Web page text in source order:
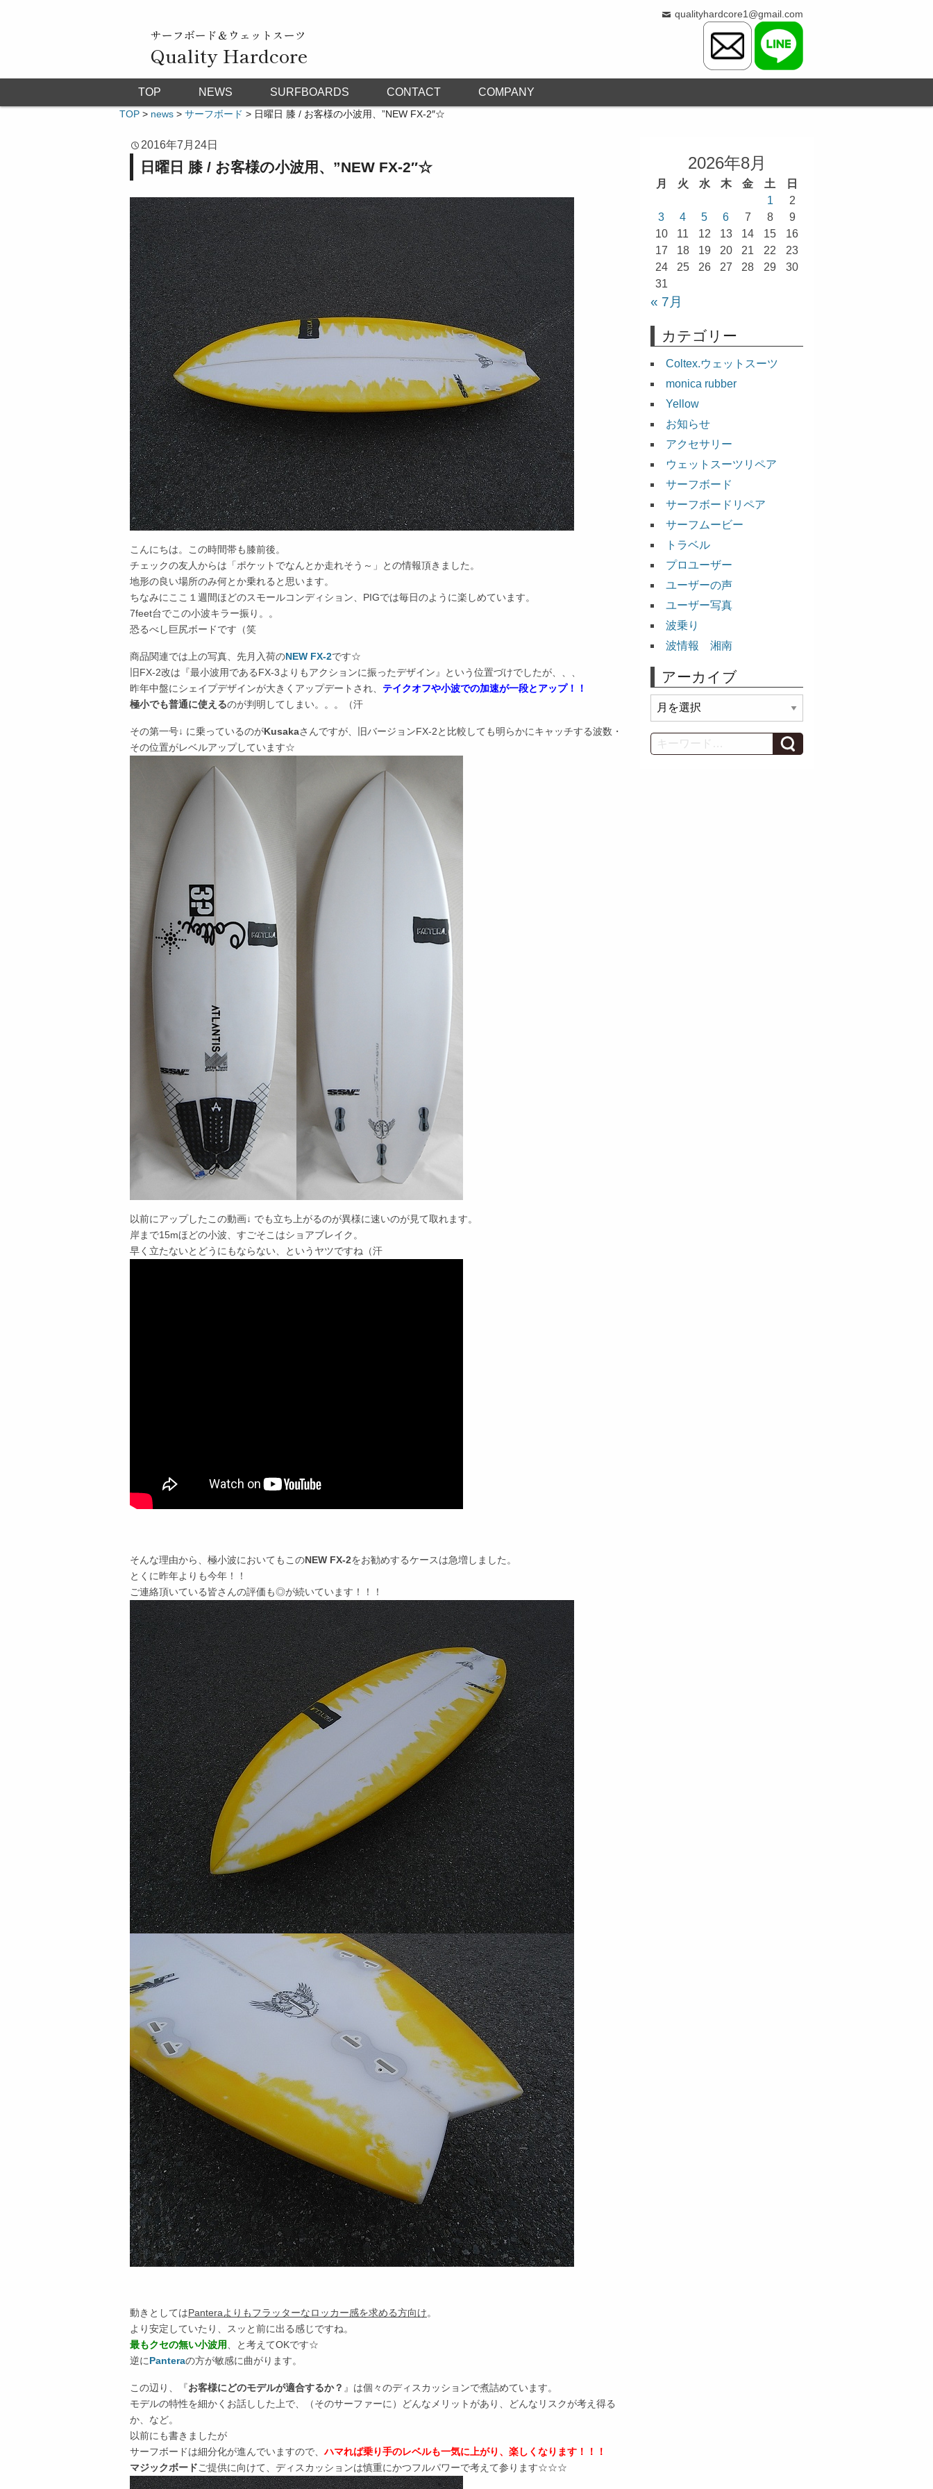
サーフボード＆ウェットスーツ
Quality Hardcore
qualityhardcore1@gmail.com
TOP NEWS SURFBOARDS CONTACT COMPANY
TOP > news > サーフボード > 日曜日 膝 / お客様の小波用、”NEW FX-2″☆
2016年7月24日
日曜日 膝 / お客様の小波用、”NEW FX-2″☆
こんにちは。この時間帯も膝前後。
チェックの友人からは「ポケットでなんとか走れそう～」との情報頂きました。
地形の良い場所のみ何とか乗れると思います。
ちなみにここ１週間ほどのスモールコンディション、PIGでは毎日のように楽しめています。
7feet台でこの小波キラー振り。。
恐るべし巨尻ボードです（笑
商品関連では上の写真、先月入荷のNEW FX-2です☆
旧FX-2改は『最小波用であるFX-3よりもアクションに振ったデザイン』という位置づけでしたが、、、
昨年中盤にシェイプデザインが大きくアップデートされ、 テイクオフや小波での加速が一段とアップ！！
極小でも普通に使えるのが判明してしまい。。。（汗
その第一号↓ に乗っているのがKusakaさんですが、旧バージョンFX-2と比較しても明らかにキャッチする波数・
その位置がレベルアップしています☆
以前にアップしたこの動画↓ でも立ち上がるのが異様に速いのが見て取れます。
岸まで15mほどの小波、すごそこはショアブレイク。
早く立たないとどうにもならない、というヤツですね（汗
そんな理由から、極小波においてもこのNEW FX-2をお勧めするケースは急増しました。
とくに昨年よりも今年！！
ご連絡頂いている皆さんの評価も◎が続いています！！！
動きとしてはPanteraよりもフラッターなロッカー感を求める方向け。
より安定していたり、スッと前に出る感じですね。
最もクセの無い小波用、と考えてOKです☆
逆にPanteraの方が敏感に曲がります。
この辺り、『お客様にどのモデルが適合するか？ 』は個々のディスカッションで煮詰めています。
モデルの特性を細かくお話しした上で、（そのサーファーに）どんなメリットがあり、どんなリスクが考え得る
か、など。
以前にも書きましたが
サーフボードは細分化が進んでいますので、ハマれば乗り手のレベルも一気に上がり、楽しくなります！！！
マジックボードご提供に向けて、ディスカッションは慎重にかつフルパワーで考えて参ります☆☆☆
2026年8月
月 火 水 木 金 土
日
1
2
3
4 5 6 7 8
9
10
11 12 13 14 15
16
17
18 19 20 21 22
23
24
25 26 27 28 29
30
31
« 7月
カテゴリー
Coltex.ウェットスーツ
monica rubber
Yellow
お知らせ
アクセサリー
ウェットスーツリペア
サーフボード
サーフボードリペア
サーフムービー
トラベル
プロユーザー
ユーザーの声
ユーザー写真
波乗り
波情報 湘南
アーカイブ
ー
カ
イ
Search